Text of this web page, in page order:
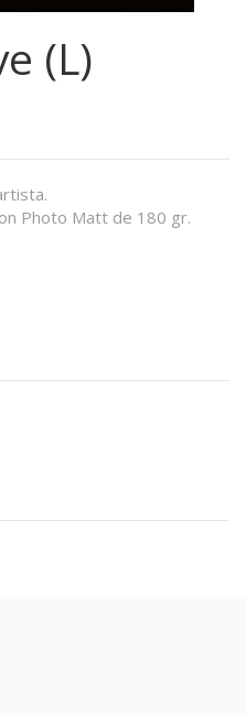
(L)
Photo Matt de 180 gr.